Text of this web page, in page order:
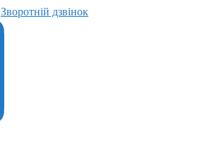
Зворотній дзвінок